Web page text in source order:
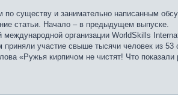
по существу и занимательно написанным
статьи. Начало – в предыдущем выпуске.
международной организации WorldSkills
приняли участие свыше тысячи человек из
«Ружья кирпичом не чистят! Что